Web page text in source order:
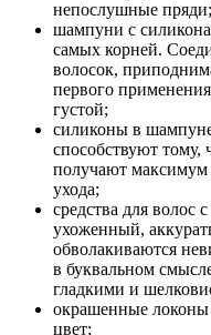
непослушные пряди;
шампуни с
самых корней.
волосок,
первого
густой;
силиконы в
способствуют
получают максимум
ухода;
средства для волос
ухоженный,
обволакиваются
в буквальном
гладкими и
окрашенные
цвет;